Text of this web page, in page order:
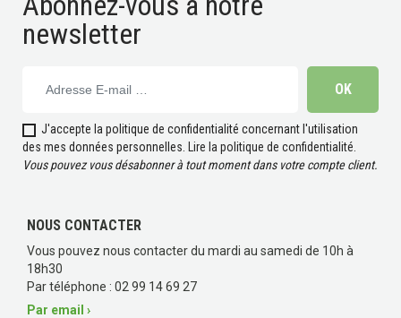
(5 avis)
newsletter
J'accepte la politique de confidentialité concernant l'utilisation
des mes données personnelles.
Lire la politique de confidentialité
Vous pouvez vous désabonner à tout moment dans votre compte client.
NOUS CONTACTER
Vous pouvez nous contacter du mardi au samedi de 10h à
18h30
Par téléphone : 02 99 14 69 27
Par email ›